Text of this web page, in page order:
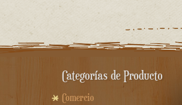
contenido
Categorías de Producto
Comercio